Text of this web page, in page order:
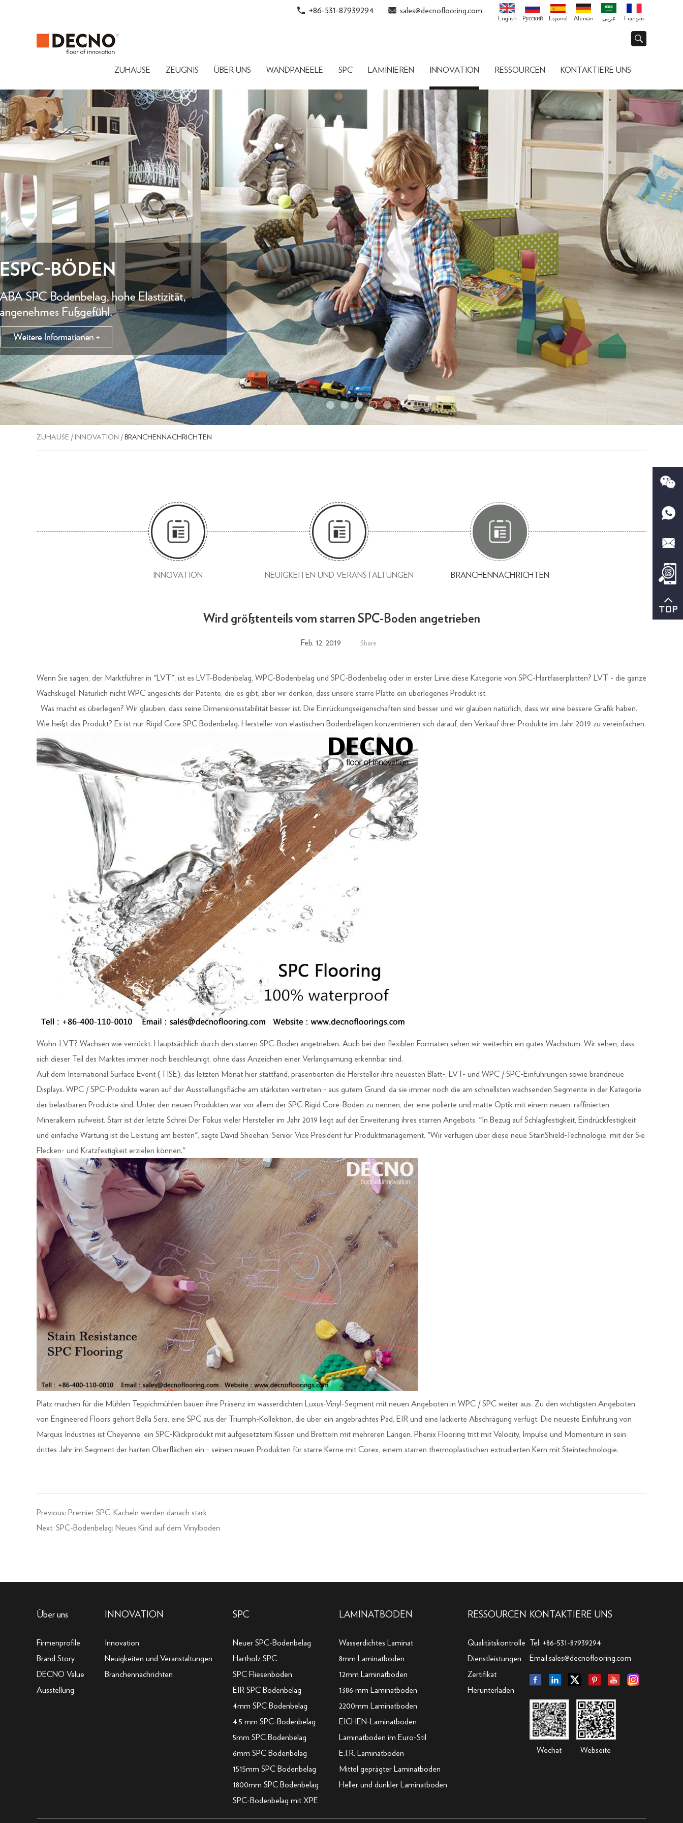
English Pусский Español Alemán عربى Français
+86-531-87939294 sales@decnoflooring.com
ZUHAUSE ZEUGNIS ÜBER UNS WANDPANEELE SPC LAMINIEREN INNOVATION RESSOURCEN KONTAKTIERE UNS
ZUHAUSE / INNOVATION / BRANCHENNACHRICHTEN
INNOVATION NEUIGKEITEN UND VERANSTALTUNGEN BRANCHENNACHRICHTEN
Wird größtenteils vom starren SPC-Boden angetrieben
Feb. 12, 2019 Share
Wenn Sie sagen, der Marktführer in "LVT", ist es LVT-Bodenbelag, WPC-Bodenbelag und SPC-Bodenbelag oder in erster Linie diese Kategorie von SPC-Hartfaserplatten? LVT - die ganze
Wachskugel. Natürlich nicht WPC angesichts der Patente, die es gibt, aber wir denken, dass unsere starre Platte ein überlegenes Produkt ist.
Was macht es überlegen? Wir glauben, dass seine Dimensionsstabilität besser ist. Die Einrückungseigenschaften sind besser und wir glauben natürlich, dass wir eine bessere Grafik haben.
Wie heißt das Produkt? Es ist nur Rigid Core SPC Bodenbelag. Hersteller von elastischen Bodenbelägen konzentrieren sich darauf, den Verkauf ihrer Produkte im Jahr 2019 zu vereinfachen.
Wohn-LVT? Wachsen wie verrückt. Hauptsächlich durch den starren SPC-Boden angetrieben. Auch bei den flexiblen Formaten sehen wir weiterhin ein gutes Wachstum. Wir sehen, dass
sich dieser Teil des Marktes immer noch beschleunigt, ohne dass Anzeichen einer Verlangsamung erkennbar sind.
Auf dem International Surface Event (TISE), das letzten Monat hier stattfand, präsentierten die Hersteller ihre neuesten Blatt-, LVT- und WPC / SPC-Einführungen sowie brandneue
Displays. WPC / SPC-Produkte waren auf der Ausstellungsfläche am stärksten vertreten - aus gutem Grund, da sie immer noch die am schnellsten wachsenden Segmente in der Kategorie
der belastbaren Produkte sind. Unter den neuen Produkten war vor allem der SPC Rigid Core-Boden zu nennen, der eine polierte und matte Optik mit einem neuen, raffinierten
Mineralkern aufweist. Starr ist der letzte Schrei Der Fokus vieler Hersteller im Jahr 2019 liegt auf der Erweiterung ihres starren Angebots. "In Bezug auf Schlagfestigkeit, Eindrückfestigkeit
und einfache Wartung ist die Leistung am besten", sagte David Sheehan, Senior Vice President für Produktmanagement. "Wir verfügen über diese neue StainShield-Technologie, mit der Sie
Flecken- und Kratzfestigkeit erzielen können."
Platz machen für die Mühlen Teppichmühlen bauen ihre Präsenz im wasserdichten Luxus-Vinyl-Segment mit neuen Angeboten in WPC / SPC weiter aus. Zu den wichtigsten Angeboten
von Engineered Floors gehört Bella Sera, eine SPC aus der Triumph-Kollektion, die über ein angebrachtes Pad, EIR und eine lackierte Abschrägung verfügt. Die neueste Einführung von
Marquis Industries ist Cheyenne, ein SPC-Klickprodukt mit aufgesetztem Kissen und Brettern mit mehreren Längen. Phenix Flooring tritt mit Velocity, Impulse und Momentum in sein
drittes Jahr im Segment der harten Oberflächen ein - seinen neuen Produkten für starre Kerne mit Corex, einem starren thermoplastischen extrudierten Kern mit Steintechnologie.
Previous: Premier SPC-Kacheln werden danach stark
Next: SPC-Bodenbelag: Neues Kind auf dem Vinylboden
Über uns
Firmenprofile
Brand Story
DECNO Value
Ausstellung
INNOVATION
Innovation
Neuigkeiten und Veranstaltungen
Branchennachrichten
SPC
Neuer SPC-Bodenbelag
Hartholz SPC
SPC Fliesenboden
EIR SPC Bodenbelag
4mm SPC Bodenbelag
4,5 mm SPC-Bodenbelag
5mm SPC Bodenbelag
6mm SPC Bodenbelag
1515mm SPC Bodenbelag
1800mm SPC Bodenbelag
SPC-Bodenbelag mit XPE
LAMINATBODEN
Wasserdichtes Laminat
8mm Laminatboden
12mm Laminatboden
1386 mm Laminatboden
2200mm Laminatboden
EICHEN-Laminatboden
Laminatboden im Euro-Stil
E.I.R. Laminatboden
Mittel geprägter Laminatboden
Heller und dunkler Laminatboden
RESSOURCEN
Qualitätskontrolle
Dienstleistungen
Zertifikat
Herunterladen
KONTAKTIERE UNS
Tel: +86-531-87939294
Email:sales@decnoflooring.com
Wechat Webseite